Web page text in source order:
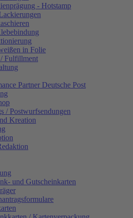
- Hotstamp
in Folie
Fulfillment
Partner Deutsche Post
/ Postwurfsendungen
Kreation
und Gutscheinkarten